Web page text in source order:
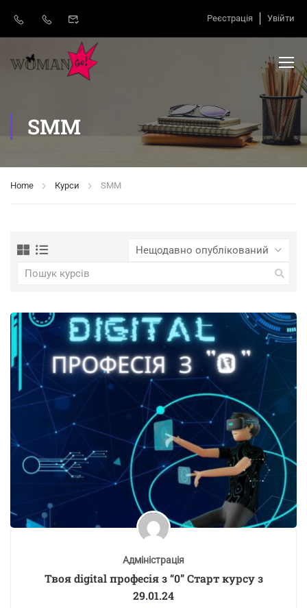
Реєстрація Увійти
SMM
Home Курси SMM
Адміністрація
Твоя digital професія з “0” Старт курсу з
29.01.24